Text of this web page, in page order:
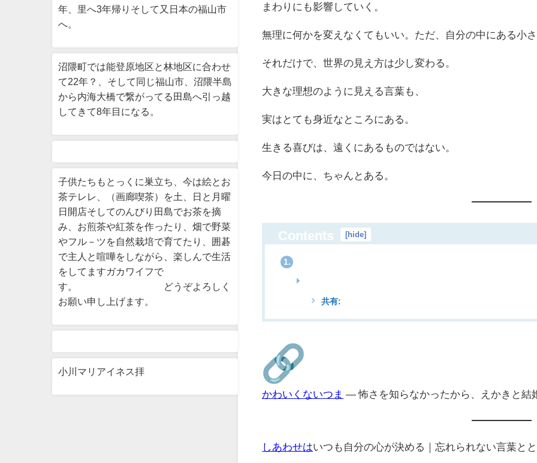
まわりにも影響していく。
無理に何かを変えなくてもいい。ただ、自分の中にある小
それだけで、世界の見え方は少し変わる。
大きな理想のように見える言葉も、
実はとても身近なところにある。
生きる喜びは、遠くにあるものではない。
今日の中に、ちゃんとある。
Contents [hide]
1.
共有:
かわいくないつま — 怖さを知らなかったから、えかきと結
しあわせはいつも自分の心が決める｜忘れられない言葉と
年、里へ3年帰りそして又日本の福山市
へ。
沼隈町では能登原地区と林地区に合わせ
て22年？、そして同じ福山市、沼隈半島
から内海大橋で繋がってる田島へ引っ越
してきて8年目になる。
子供たちもとっくに巣立ち、今は絵とお
茶テレレ、（画廊喫茶）を土、日と月曜
日開店そしてのんびり田島でお茶を摘
み、お煎茶や紅茶を作ったり、畑で野菜
やフル－ツを自然栽培で育てたり、囲碁
で主人と喧嘩をしながら、楽しんで生活
をしてますガカワイフで
す。 どうぞよろしく
お願い申し上げます。
小川マリアイネス拝